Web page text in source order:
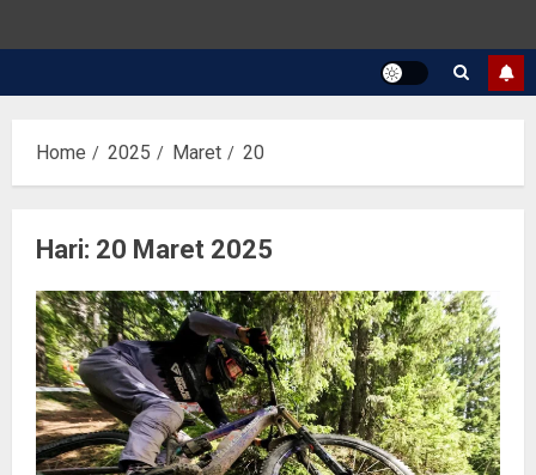
Home 2025 Maret 20
Hari: 20 Maret 2025